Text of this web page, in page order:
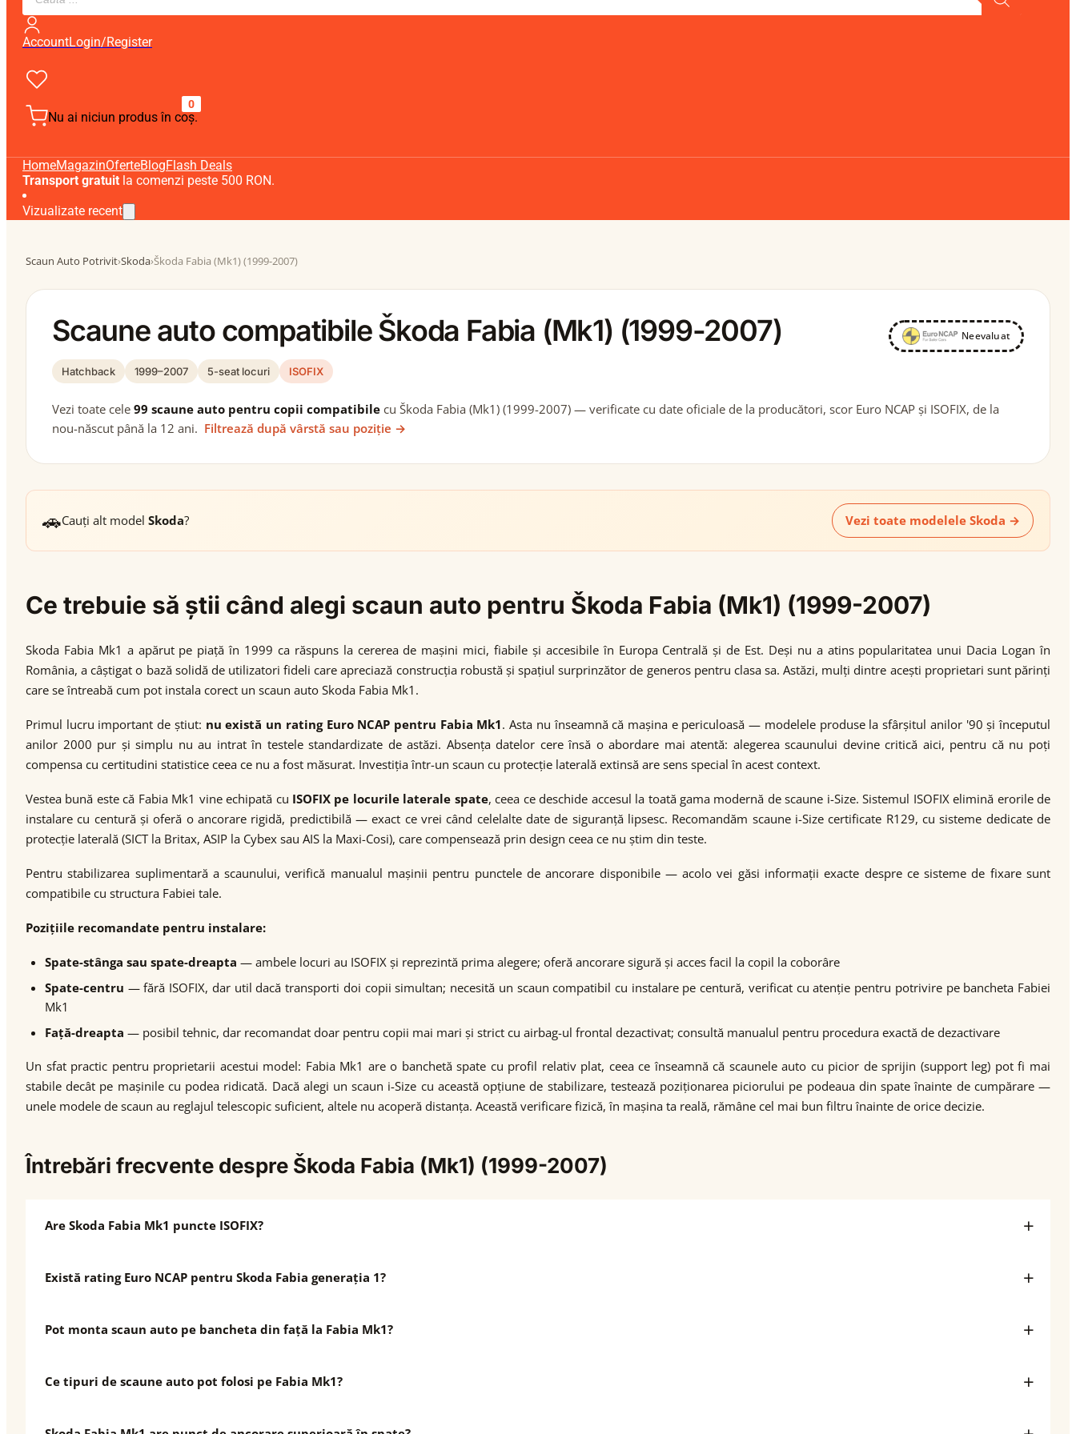
AccountLogin/Register
0
Nu ai niciun produs în coș.
HomeMagazinOferteBlogFlash Deals
Transport gratuit la comenzi peste 500 RON.
Vizualizate recent
Scaun Auto Potrivit›Skoda›Škoda Fabia (Mk1) (1999-2007)
Scaune auto compatibile Škoda Fabia (Mk1) (1999-2007) Neevaluat
Hatchback 1999–2007 5-seat locuri ISOFIX
Vezi toate cele 99 scaune auto pentru copii compatibile cu Škoda Fabia (Mk1) (1999-2007) — verificate cu date oficiale de la producători, scor Euro NCAP și ISOFIX, de la
nou-născut până la 12 ani. Filtrează după vârstă sau poziție →
🚗Cauți alt model Skoda? Vezi toate modelele Skoda →
Ce trebuie să știi când alegi scaun auto pentru Škoda Fabia (Mk1) (1999-2007)
Skoda Fabia Mk1 a apărut pe piață în 1999 ca răspuns la cererea de mașini mici, fiabile și accesibile în Europa Centrală și de Est. Deși nu a atins popularitatea unui Dacia Logan în
România, a câștigat o bază solidă de utilizatori fideli care apreciază construcția robustă și spațiul surprinzător de generos pentru clasa sa. Astăzi, mulți dintre acești proprietari sunt părinți
care se întreabă cum pot instala corect un scaun auto Skoda Fabia Mk1.
Primul lucru important de știut: nu există un rating Euro NCAP pentru Fabia Mk1. Asta nu înseamnă că mașina e periculoasă — modelele produse la sfârșitul anilor '90 și începutul
anilor 2000 pur și simplu nu au intrat în testele standardizate de astăzi. Absența datelor cere însă o abordare mai atentă: alegerea scaunului devine critică aici, pentru că nu poți
compensa cu certitudini statistice ceea ce nu a fost măsurat. Investiția într-un scaun cu protecție laterală extinsă are sens special în acest context.
Vestea bună este că Fabia Mk1 vine echipată cu ISOFIX pe locurile laterale spate, ceea ce deschide accesul la toată gama modernă de scaune i-Size. Sistemul ISOFIX elimină erorile de
instalare cu centură și oferă o ancorare rigidă, predictibilă — exact ce vrei când celelalte date de siguranță lipsesc. Recomandăm scaune i-Size certificate R129, cu sisteme dedicate de
protecție laterală (SICT la Britax, ASIP la Cybex sau AIS la Maxi-Cosi), care compensează prin design ceea ce nu știm din teste.
Pentru stabilizarea suplimentară a scaunului, verifică manualul mașinii pentru punctele de ancorare disponibile — acolo vei găsi informații exacte despre ce sisteme de fixare sunt
compatibile cu structura Fabiei tale.
Pozițiile recomandate pentru instalare:
Spate-stânga sau spate-dreapta — ambele locuri au ISOFIX și reprezintă prima alegere; oferă ancorare sigură și acces facil la copil la coborâre
Spate-centru — fără ISOFIX, dar util dacă transporti doi copii simultan; necesită un scaun compatibil cu instalare pe centură, verificat cu atenție pentru potrivire pe bancheta Fabiei
Mk1
Față-dreapta — posibil tehnic, dar recomandat doar pentru copii mai mari și strict cu airbag-ul frontal dezactivat; consultă manualul pentru procedura exactă de dezactivare
Un sfat practic pentru proprietarii acestui model: Fabia Mk1 are o banchetă spate cu profil relativ plat, ceea ce înseamnă că scaunele auto cu picior de sprijin (support leg) pot fi mai
stabile decât pe mașinile cu podea ridicată. Dacă alegi un scaun i-Size cu această opțiune de stabilizare, testează poziționarea piciorului pe podeaua din spate înainte de cumpărare —
unele modele de scaun au reglajul telescopic suficient, altele nu acoperă distanța. Această verificare fizică, în mașina ta reală, rămâne cel mai bun filtru înainte de orice decizie.
Întrebări frecvente despre Škoda Fabia (Mk1) (1999-2007)
Are Skoda Fabia Mk1 puncte ISOFIX?
Există rating Euro NCAP pentru Skoda Fabia generația 1?
Pot monta scaun auto pe bancheta din față la Fabia Mk1?
Ce tipuri de scaune auto pot folosi pe Fabia Mk1?